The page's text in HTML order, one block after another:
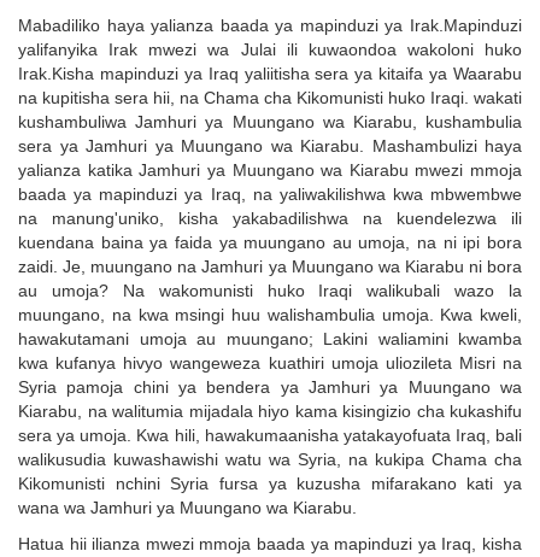
Mabadiliko haya yalianza baada ya mapinduzi ya Irak.Mapinduzi
yalifanyika Irak mwezi wa Julai ili kuwaondoa wakoloni huko
Irak.Kisha mapinduzi ya Iraq yaliitisha sera ya kitaifa ya Waarabu
na kupitisha sera hii, na Chama cha Kikomunisti huko Iraqi. wakati
kushambuliwa Jamhuri ya Muungano wa Kiarabu, kushambulia
sera ya Jamhuri ya Muungano wa Kiarabu. Mashambulizi haya
yalianza katika Jamhuri ya Muungano wa Kiarabu mwezi mmoja
baada ya mapinduzi ya Iraq, na yaliwakilishwa kwa mbwembwe
na manung'uniko, kisha yakabadilishwa na kuendelezwa ili
kuendana baina ya faida ya muungano au umoja, na ni ipi bora
zaidi. Je, muungano na Jamhuri ya Muungano wa Kiarabu ni bora
au umoja? Na wakomunisti huko Iraqi walikubali wazo la
muungano, na kwa msingi huu walishambulia umoja. Kwa kweli,
hawakutamani umoja au muungano; Lakini waliamini kwamba
kwa kufanya hivyo wangeweza kuathiri umoja uliozileta Misri na
Syria pamoja chini ya bendera ya Jamhuri ya Muungano wa
Kiarabu, na walitumia mijadala hiyo kama kisingizio cha kukashifu
sera ya umoja. Kwa hili, hawakumaanisha yatakayofuata Iraq, bali
walikusudia kuwashawishi watu wa Syria, na kukipa Chama cha
Kikomunisti nchini Syria fursa ya kuzusha mifarakano kati ya
wana wa Jamhuri ya Muungano wa Kiarabu.
Hatua hii ilianza mwezi mmoja baada ya mapinduzi ya Iraq, kisha